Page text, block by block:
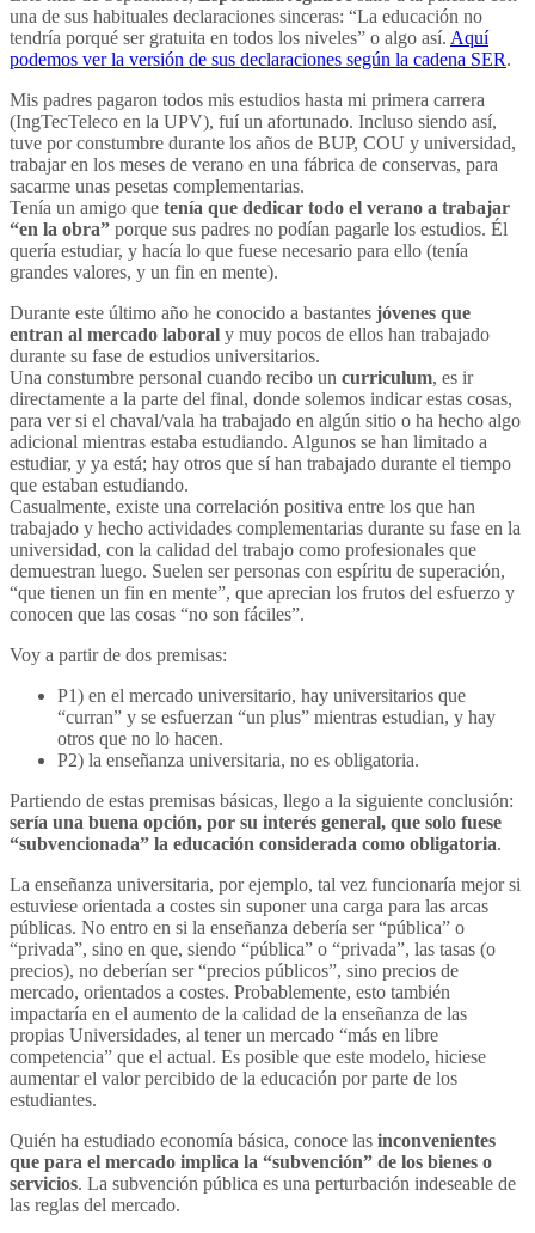
una de sus habituales declaraciones sinceras: “La educación no
tendría porqué ser gratuita en todos los niveles” o algo así. Aquí
podemos ver la versión de sus declaraciones según la cadena SER.
Mis padres pagaron todos mis estudios hasta mi primera carrera
(IngTecTeleco en la UPV), fuí un afortunado. Incluso siendo así,
tuve por constumbre durante los años de BUP, COU y universidad,
trabajar en los meses de verano en una fábrica de conservas, para
sacarme unas pesetas complementarias.
Tenía un amigo que tenía que dedicar todo el verano a trabajar
“en la obra” porque sus padres no podían pagarle los estudios. Él
quería estudiar, y hacía lo que fuese necesario para ello (tenía
grandes valores, y un fin en mente).
Durante este último año he conocido a bastantes jóvenes que
entran al mercado laboral y muy pocos de ellos han trabajado
durante su fase de estudios universitarios.
Una constumbre personal cuando recibo un curriculum, es ir
directamente a la parte del final, donde solemos indicar estas cosas,
para ver si el chaval/vala ha trabajado en algún sitio o ha hecho algo
adicional mientras estaba estudiando. Algunos se han limitado a
estudiar, y ya está; hay otros que sí han trabajado durante el tiempo
que estaban estudiando.
Casualmente, existe una correlación positiva entre los que han
trabajado y hecho actividades complementarias durante su fase en la
universidad, con la calidad del trabajo como profesionales que
demuestran luego. Suelen ser personas con espíritu de superación,
“que tienen un fin en mente”, que aprecian los frutos del esfuerzo y
conocen que las cosas “no son fáciles”.
Voy a partir de dos premisas:
P1) en el mercado universitario, hay universitarios que
“curran” y se esfuerzan “un plus” mientras estudian, y hay
otros que no lo hacen.
P2) la enseñanza universitaria, no es obligatoria.
Partiendo de estas premisas básicas, llego a la siguiente conclusión:
sería una buena opción, por su interés general, que solo fuese
“subvencionada” la educación considerada como obligatoria.
La enseñanza universitaria, por ejemplo, tal vez funcionaría mejor si
estuviese orientada a costes sin suponer una carga para las arcas
públicas. No entro en si la enseñanza debería ser “pública” o
“privada”, sino en que, siendo “pública” o “privada”, las tasas (o
precios), no deberían ser “precios públicos”, sino precios de
mercado, orientados a costes. Probablemente, esto también
impactaría en el aumento de la calidad de la enseñanza de las
propias Universidades, al tener un mercado “más en libre
competencia” que el actual. Es posible que este modelo, hiciese
aumentar el valor percibido de la educación por parte de los
estudiantes.
Quién ha estudiado economía básica, conoce las inconvenientes
que para el mercado implica la “subvención” de los bienes o
servicios. La subvención pública es una perturbación indeseable de
las reglas del mercado.